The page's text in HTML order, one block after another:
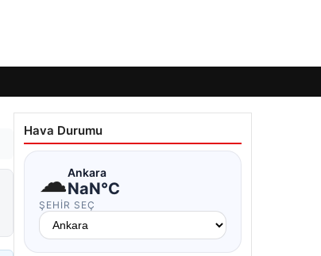
Hava Durumu
☁Ankara
NaN°C
ŞEHIR SEÇ